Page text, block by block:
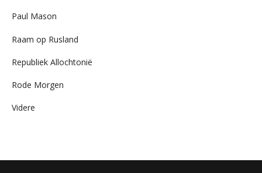
Paul Mason
Raam op Rusland
Republiek Allochtonië
Rode Morgen
Videre